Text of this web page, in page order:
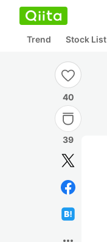
Trend Stock List
40
39